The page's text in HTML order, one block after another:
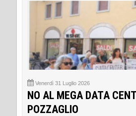
Venerdì 31 Luglio 2026
NO AL MEGA DATA
POZZAGLIO